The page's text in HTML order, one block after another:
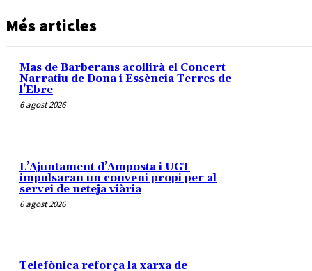
Més articles
Mas de Barberans acollirà el Concert
Narratiu de Dona i Essència Terres de
l’Ebre
6 agost 2026
L’Ajuntament d’Amposta i UGT
impulsaran un conveni propi per al
servei de neteja viària
6 agost 2026
Telefònica reforça la xarxa de